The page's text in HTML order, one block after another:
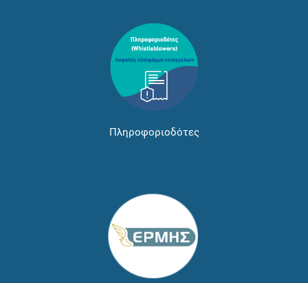
Πληροφοριοδότες